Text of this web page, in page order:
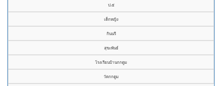
ป.๕
เด็กหญิง
กินนรี
สุขะพันธ์
โรงเรียนบ้านกกตูม
วัดกกตูม